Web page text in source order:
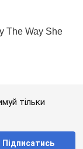
тільки
Підписатись